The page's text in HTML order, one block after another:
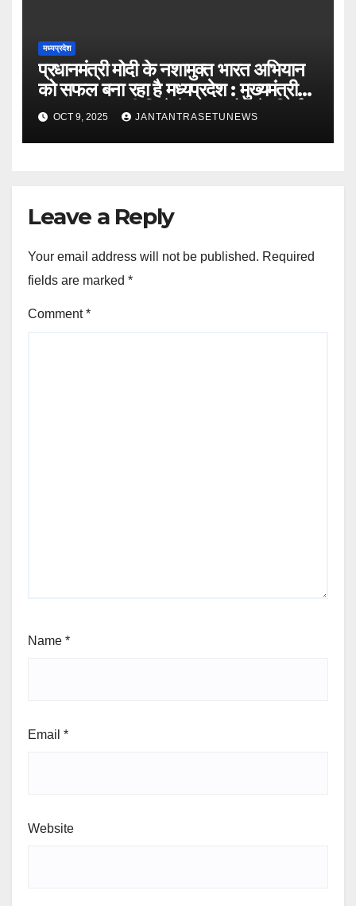
मध्यप्रदेश
प्रधानमंत्री मोदी के नशामुक्त भारत अभियान
को सफल बना रहा है मध्यप्रदेश : मुख्यमंत्री
डॉ. यादवबड़वानी जिले में 60 करोड़ के निर्माण
कार्यों का वर्चुअली किया लोकार्पण और
शिलान्यास
OCT 9, 2025 JANTANTRASETUNEWS
Leave a Reply
Your email address will not be published. Required
fields are marked *
Comment*
Name *
Email *
Website